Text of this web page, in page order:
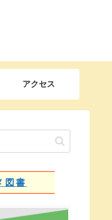
アクセス
図書